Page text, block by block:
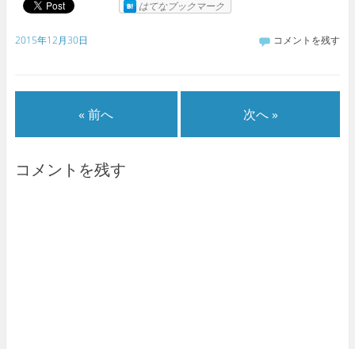
はてなブックマーク
2015年12月30日 コメントを残す
« 前へ 次へ »
コメントを残す